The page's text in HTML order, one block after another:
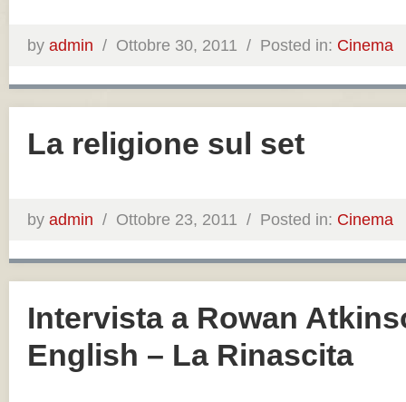
by admin / Ottobre 30, 2011 / Posted in: Cinema
La religione sul set
by admin / Ottobre 23, 2011 / Posted in: Cinema
Intervista a Rowan
English – La Rinascita